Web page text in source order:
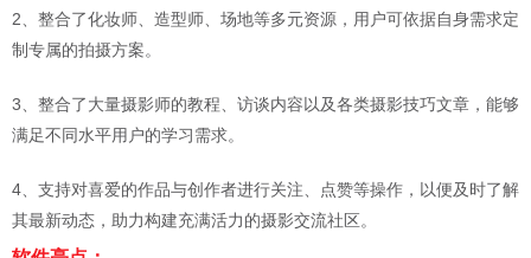
2、整合了化妆师、造型师、场地等多元资源，用户可依据自身需求定
制专属的拍摄方案。
3、整合了大量摄影师的教程、访谈内容以及各类摄影技巧文章，能够
满足不同水平用户的学习需求。
4、支持对喜爱的作品与创作者进行关注、点赞等操作，以便及时了解
其最新动态，助力构建充满活力的摄影交流社区。